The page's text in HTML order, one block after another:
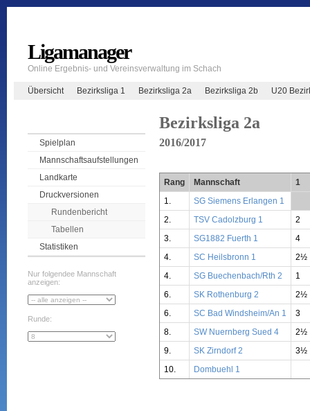
Ligamanager
Online Ergebnis- und Vereinsverwaltung im Schach
Übersicht Bezirksliga 1 Bezirksliga 2a Bezirksliga 2b U20
Spielplan
Mannschaftsaufstellungen
Landkarte
Druckversionen
Rundenbericht
Tabellen
Statistiken
Nur folgendee Mannschaft
anzeigen:
Runde:
Bezirksliga 2a
2016/2017
Rang Mannschaft
1
1.
SG Siemens Erlangen 1
2.
TSV Cadolzburg 1
2
3.
SG1882 Fuerth 1
4
4.
SC Heilsbronn 1
2½
4.
SG Buechenbach/Rth 2
1
6.
SK Rothenburg 2
2½
6.
SC Bad Windsheim/An 1
3
8.
SW Nuernberg Sued 4
2½
9.
SK Zirndorf 2
3½
10.
Dombuehl 1